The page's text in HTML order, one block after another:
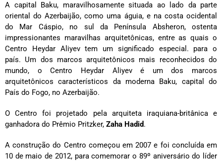
A capital Baku, maravilhosamente situada ao lado da parte
oriental do Azerbaijão, como uma águia, e na costa ocidental
do Mar Cáspio, no sul da Península Absheron, ostenta
impressionantes maravilhas arquitetônicas, entre as quais o
Centro Heydar Aliyev tem um significado especial. para o
país. Um dos marcos arquitetônicos mais reconhecidos do
mundo, o Centro Heydar Aliyev é um dos marcos
arquitetônicos característicos da moderna Baku, capital do
País do Fogo, no Azerbaijão.
O Centro foi projetado pela arquiteta iraquiana-britânica e
ganhadora do Prêmio Pritzker, Zaha Hadid.
A construção do Centro começou em 2007 e foi concluída em
10 de maio de 2012, para comemorar o 89º aniversário do líder